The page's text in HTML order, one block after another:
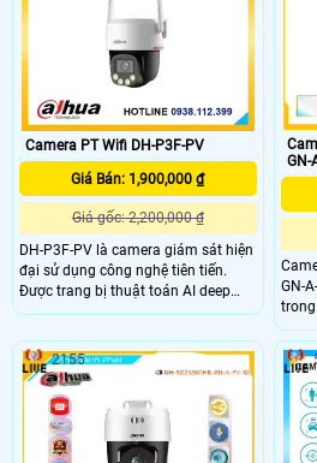
Camera PT Wifi DH-P3F-PV
Giá Bán: 1,900,000 ₫
Giá gốc: 2,200,000 ₫
DH-P3F-PV là camera giám sát hiện
đại sử dụng công nghệ tiên tiến.
Được trang bị thuật toán AI deep
learning, camera có khả năng phân
chính xác. Với kết nối Wifi IP, camera
có thiết kế có thể nhìn có màu ban
đêm bằng đèn LeD trợ sáng
GN-
trong
đến
ảnh
khả
2155